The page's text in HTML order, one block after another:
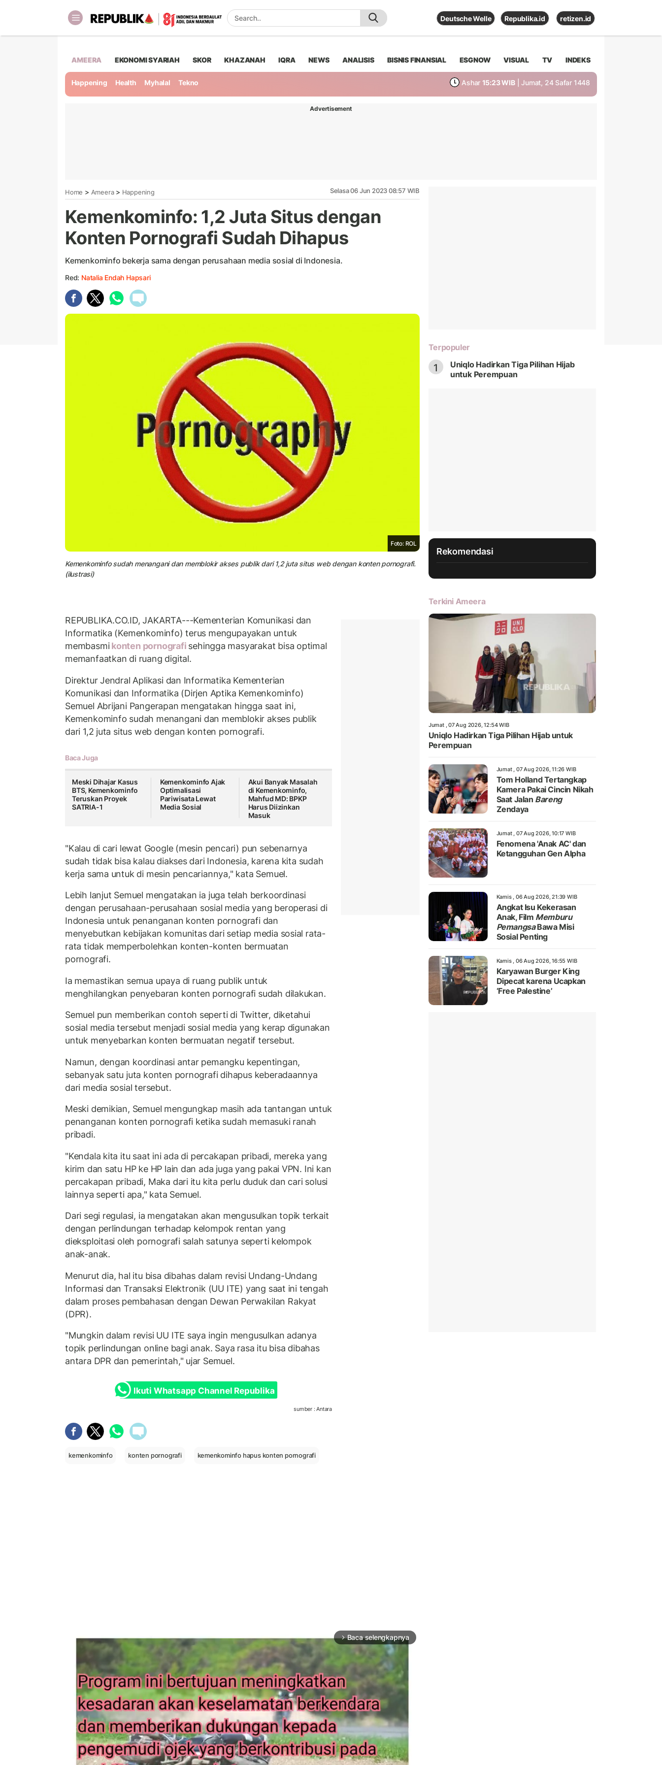
Deutsche Welle Republika.id retizen.id
AMEERA EKONOMI SYARIAH SKOR KHAZANAH IQRA NEWS ANALISIS BISNIS FINANSIAL ESGNOW VISUAL TV INDEKS
Happening Health Myhalal Tekno Ashar 15:23 WIB | Jumat, 24 Safar 1448
Advertisement
Home > Ameera> Happening Selasa 06 Jun 2023 08:57 WIB
Kemenkominfo: 1,2 Juta Situs dengan
Konten Pornografi Sudah Dihapus
Kemenkominfo bekerja sama dengan perusahaan media sosial di Indonesia.
Red: Natalia Endah Hapsari
Foto: ROL
Kemenkominfo sudah menangani dan memblokir akses publik dari 1,2 juta situs web dengan konten pornografi.
(ilustrasi)
REPUBLIKA.CO.ID, JAKARTA---Kementerian Komunikasi dan
Informatika (Kemenkominfo) terus mengupayakan untuk
membasmikonten pornografi sehingga masyarakat bisa optimal
memanfaatkan di ruang digital.
Direktur Jendral Aplikasi dan Informatika Kementerian
Komunikasi dan Informatika (Dirjen Aptika Kemenkominfo)
Semuel Abrijani Pangerapan mengatakan hingga saat ini,
Kemenkominfo sudah menangani dan memblokir akses publik
dari 1,2 juta situs web dengan konten pornografi.
Baca Juga
Meski Dihajar Kasus
BTS, Kemenkominfo
Teruskan Proyek
SATRIA-1
Kemenkominfo Ajak
Optimalisasi
Pariwisata Lewat
Media Sosial
Akui Banyak Masalah
di Kemenkominfo,
Mahfud MD: BPKP
Harus Diizinkan
Masuk
"Kalau di cari lewat Google (mesin pencari) pun sebenarnya
sudah tidak bisa kalau diakses dari Indonesia, karena kita sudah
kerja sama untuk di mesin pencariannya," kata Semuel.
Lebih lanjut Semuel mengatakan ia juga telah berkoordinasi
dengan perusahaan-perusahaan sosial media yang beroperasi di
Indonesia untuk penanganan konten pornografi dan
menyebutkan kebijakan komunitas dari setiap media sosial rata-
rata tidak memperbolehkan konten-konten bermuatan
pornografi.
Ia memastikan semua upaya di ruang publik untuk
menghilangkan penyebaran konten pornografi sudah dilakukan.
Semuel pun memberikan contoh seperti di Twitter, diketahui
sosial media tersebut menjadi sosial media yang kerap digunakan
untuk menyebarkan konten bermuatan negatif tersebut.
Namun, dengan koordinasi antar pemangku kepentingan,
sebanyak satu juta konten pornografi dihapus keberadaannya
dari media sosial tersebut.
Meski demikian, Semuel mengungkap masih ada tantangan untuk
penanganan konten pornografi ketika sudah memasuki ranah
pribadi.
"Kendala kita itu saat ini ada di percakapan pribadi, mereka yang
kirim dan satu HP ke HP lain dan ada juga yang pakai VPN. Ini kan
percakapan pribadi, Maka dari itu kita perlu duduk dan cari solusi
lainnya seperti apa," kata Semuel.
Dari segi regulasi, ia mengatakan akan mengusulkan topik terkait
dengan perlindungan terhadap kelompok rentan yang
dieksploitasi oleh pornografi salah satunya seperti kelompok
anak-anak.
Menurut dia, hal itu bisa dibahas dalam revisi Undang-Undang
Informasi dan Transaksi Elektronik (UU ITE) yang saat ini tengah
dalam proses pembahasan dengan Dewan Perwakilan Rakyat
(DPR).
"Mungkin dalam revisi UU ITE saya ingin mengusulkan adanya
topik perlindungan online bagi anak. Saya rasa itu bisa dibahas
antara DPR dan pemerintah," ujar Semuel.
Ikuti Whatsapp Channel Republika
sumber : Antara
kemenkominfo konten pornografi kemenkominfo hapus konten pornografi
arrow_forward_ios Baca selengkapnya
Terpopuler
1
Uniqlo Hadirkan Tiga Pilihan Hijab
untuk Perempuan
Rekomendasi
Terkini Ameera
Jumat , 07 Aug 2026, 12:54 WIB
Uniqlo Hadirkan Tiga Pilihan Hijab untuk
Perempuan
Jumat , 07 Aug 2026, 11:26 WIB
Tom Holland Tertangkap
Kamera Pakai Cincin Nikah
Saat Jalan Bareng
Zendaya
Jumat , 07 Aug 2026, 10:17 WIB
Fenomena 'Anak AC' dan
Ketangguhan Gen Alpha
Kamis , 06 Aug 2026, 21:39 WIB
Angkat Isu Kekerasan
Anak, Film Memburu
PemangsaBawa Misi
Sosial Penting
Kamis , 06 Aug 2026, 16:55 WIB
Karyawan Burger King
Dipecat karena Ucapkan
‘Free Palestine’